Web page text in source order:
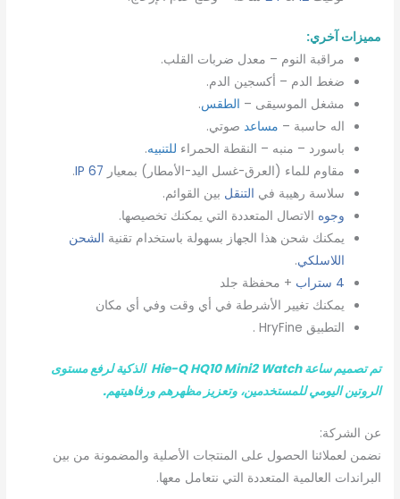
مميزات آخري:
مراقبة النوم – معدل ضربات القلب.
ضغط الدم – أكسجين الدم.
مشغل الموسيقى – الطقس.
اله حاسبة – مساعد صوتي.
باسورد – منبه – النقطة الحمراء للتنبيه.
مقاوم للماء (العرق-غسل اليد-الأمطار) بمعيار IP 67
.
سلاسة رهيبة في التنقل بين القوائم.
وجوه الاتصال المتعددة التي يمكنك تخصيصها.
يمكنك شحن هذا الجهاز بسهولة باستخدام تقنية الشحن
اللاسلكي.
4 ستراب
+ محفظة جلد
يمكنك تغيير الأشرطة في أي وقت وفي أي مكان
التطبيق HryFine .
تم تصميم ساعة Hie-Q HQ10 Mini2 Watch
الذكية لرفع مستوى
الروتين اليومي للمستخدمين، وتعزيز مظهرهم ورفاهيتهم.
عن الشركة:
نضمن لعملائنا الحصول على المنتجات الأصلية والمضمونة من بين
البراندات العالمية المتعددة التي نتعامل معها.